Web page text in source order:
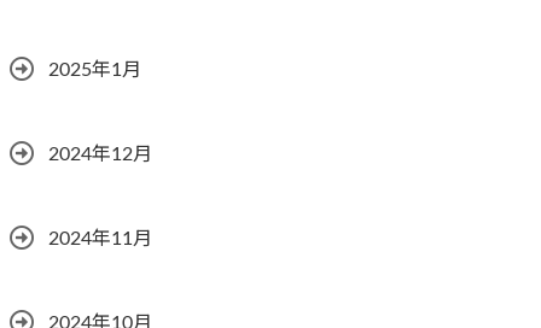
2025年1月
2024年12月
2024年11月
2024年10月